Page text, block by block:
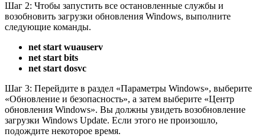
Шаг 2: Чтобы запустить все остановленные службы и
возобновить загрузки обновления Windows, выполните
следующие команды.
net start wuauserv
net start bits
net start dosvc
Шаг 3: Перейдите в раздел «Параметры Windows», выберите
«Обновление и безопасность», а затем выберите «Центр
обновления Windows». Вы должны увидеть возобновление
загрузки Windows Update. Если этого не произошло,
подождите некоторое время.